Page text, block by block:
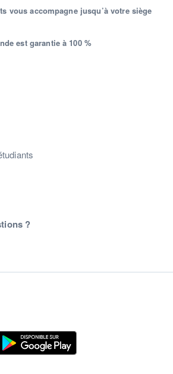
vous accompagne jusqu’à votre siège
est garantie à 100 %
?